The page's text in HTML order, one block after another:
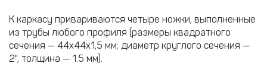
К каркасу привариваются четыре ножки, выполненные
из трубы любого профиля (размеры квадратного
сечения — 44х44х1,5 мм; диаметр круглого сечения —
2", толщина — 1.5 мм).